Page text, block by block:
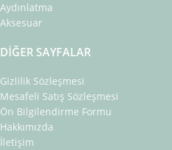
Aydınlatma
Aksesuar
DIĞER SAYFALAR
Gizlilik Sözleşmesi
Mesafeli Satış Sözleşmesi
Ön Bilgilendirme Formu
Hakkımızda
İletişim